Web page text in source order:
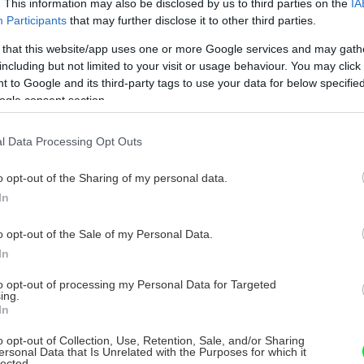
This information may also be disclosed by us to third parties on the
Participants that may further disclose it to other third parties.
that this website/app uses one or more Google services and may
but not limited to your visit or usage behaviour. You may
to Google and its third-party tags to use your data for below
consent section.
Data Processing Opt Outs
opt-out of the Sharing of my personal data.
opt-out of the Sale of my Personal Data.
opt-out of processing my Personal Data for Targeted
opt-out of Collection, Use, Retention, Sale, and/or Sharing
Data that Is Unrelated with the Purposes for which it
výhradne z plzenského regiónu. Mieša sa
dodáva špecifický žltkastý nádych,
off-white odtieňom. Oproti
pôsobiť chladne a sterilne, je tak tento
oči.